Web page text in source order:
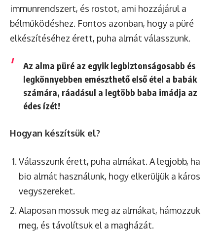
immunrendszert, és rostot, ami hozzájárul a
bélműködéshez. Fontos azonban, hogy a püré
elkészítéséhez érett, puha almát válasszunk.
Az alma püré az egyik legbiztonságosabb és
legkönnyebben emészthető első étel a babák
számára, ráadásul a legtöbb baba imádja az
édes ízét!
Hogyan készítsük el?
Válasszunk érett, puha almákat. A legjobb, ha
bio almát használunk, hogy elkerüljük a káros
vegyszereket.
Alaposan mossuk meg az almákat, hámozzuk
meg, és távolítsuk el a magházát.